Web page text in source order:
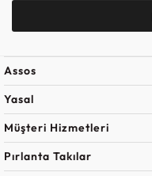
Assos
Yasal
Müşteri Hizmetleri
Pırlanta Takılar